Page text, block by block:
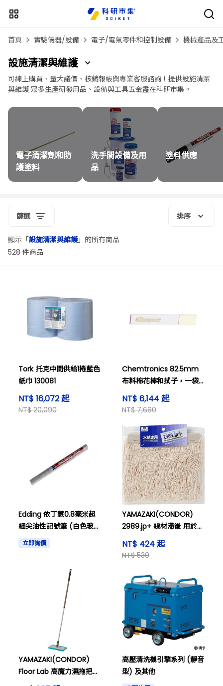
首頁 實驗儀器/設備 電子/電氣零件和控制設備 機械產品及
設施清潔與維護
可線上購買、量大議價、核銷報帳與專業客服諮詢！提供設施清潔
與維護 眾多生產研發用品、設備與工具五金盡在科研市集。
電子清潔劑和防
護塗料
洗手間設備及用
品
塗料供應
篩選 排序
顯示「設施清潔與維護」的所有商品
528 件商品
Tork 托克中間供給1捲藍色
紙巾 130081
NT$ 16,072 起
NT$ 20,090
Chemtronics 82.5mm
布料棉花棒和拭子，一袋
50個CC50
NT$ 6,144 起
NT$ 7,680
Edding 依丁慧0.8毫米超
細尖油性記號筆 (白色玻
璃、金屬、塑膠、木材) -
WD780-049
立即詢價
YAMAZAKI(CONDOR)
2989.jp+ 線材滯後 用於自
由把手 #200 棕色 及其他
NT$ 424 起
NT$ 530
YAMAZAKI(CONDOR)
Floor Lab 高魔力濕拖把
N-300 及其他
高壓清洗機引擎系列 (靜音
型) 及其他